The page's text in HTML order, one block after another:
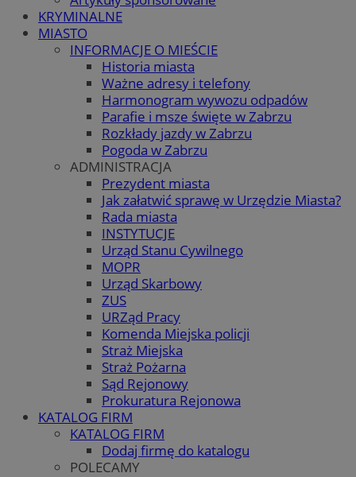
KRYMINALNE
MIASTO
INFORMACJE O MIEŚCIE
Historia miasta
Ważne adresy i telefony
Harmonogram wywozu odpadów
Parafie i msze święte w Zabrzu
Rozkłady jazdy w Zabrzu
Pogoda w Zabrzu
ADMINISTRACJA
Prezydent miasta
Jak załatwić sprawę w Urzędzie Miasta?
Rada miasta
INSTYTUCJE
Urząd Stanu Cywilnego
MOPR
Urząd Skarbowy
ZUS
URZąd Pracy
Komenda Miejska policji
Straż Miejska
Straż Pożarna
Sąd Rejonowy
Prokuratura Rejonowa
KATALOG FIRM
KATALOG FIRM
Dodaj firmę do katalogu
POLECAMY